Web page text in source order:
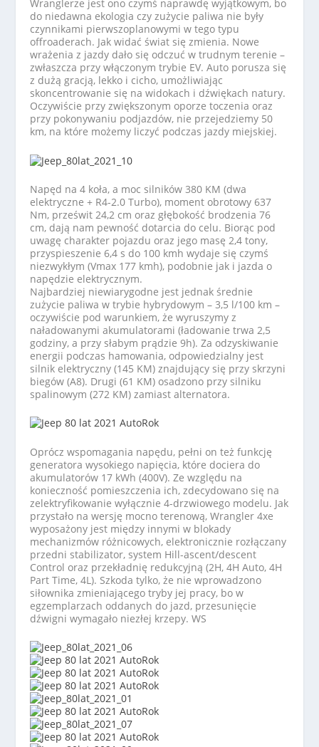
Wranglerze jest ono czymś naprawdę wyjątkowym, bo
do niedawna ekologia czy zużycie paliwa nie były
czynnikami pierwszoplanowymi w tego typu
offroaderach. Jak widać świat się zmienia. Nowe
wrażenia z jazdy dało się odczuć w trudnym terenie –
zwłaszcza przy włączonym trybie EV. Auto porusza się
z dużą gracją, lekko i cicho, umożliwiając
skoncentrowanie się na widokach i dźwiękach natury.
Oczywiście przy zwiększonym oporze toczenia oraz
przy pokonywaniu podjazdów, nie przejedziemy 50
km, na które możemy liczyć podczas jazdy miejskiej.
Napęd na 4 koła, a moc silników 380 KM (dwa
elektryczne + R4-2.0 Turbo), moment obrotowy 637
Nm, prześwit 24,2 cm oraz głębokość brodzenia 76
cm, dają nam pewność dotarcia do celu. Biorąc pod
uwagę charakter pojazdu oraz jego masę 2,4 tony,
przyspieszenie 6,4 s do 100 kmh wydaje się czymś
niezwykłym (Vmax 177 kmh), podobnie jak i jazda o
napędzie elektrycznym.
Najbardziej niewiarygodne jest jednak średnie
zużycie paliwa w trybie hybrydowym – 3,5 l/100 km –
oczywiście pod warunkiem, że wyruszymy z
naładowanymi akumulatorami (ładowanie trwa 2,5
godziny, a przy słabym prądzie 9h). Za odzyskiwanie
energii podczas hamowania, odpowiedzialny jest
silnik elektryczny (145 KM) znajdujący się przy skrzyni
biegów (A8). Drugi (61 KM) osadzono przy silniku
spalinowym (272 KM) zamiast alternatora.
Oprócz wspomagania napędu, pełni on też funkcję
generatora wysokiego napięcia, które dociera do
akumulatorów 17 kWh (400V). Ze względu na
konieczność pomieszczenia ich, zdecydowano się na
zelektryfikowanie wyłącznie 4-drzwiowego modelu. Jak
przystało na wersję mocno terenową, Wrangler 4xe
wyposażony jest między innymi w blokady
mechanizmów różnicowych, elektronicznie rozłączany
przedni stabilizator, system Hill-ascent/descent
Control oraz przekładnię redukcyjną (2H, 4H Auto, 4H
Part Time, 4L). Szkoda tylko, że nie wprowadzono
siłownika zmieniającego tryby jej pracy, bo w
egzemplarzach oddanych do jazd, przesunięcie
dźwigni wymagało niezłej krzepy. WS